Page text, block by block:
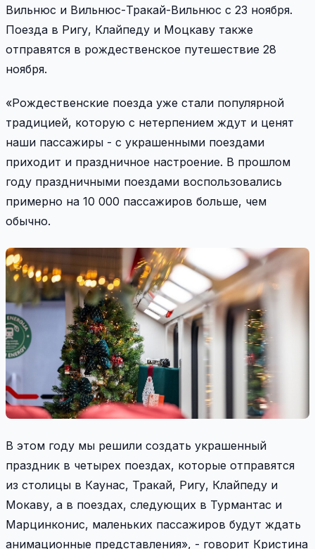
Вильнюс и Вильнюс-Тракай-Вильнюс с 23 ноября.
Поезда в Ригу, Клайпеду и Моцкаву также
отправятся в рождественское путешествие 28
ноября.
«Рождественские поезда уже стали популярной
традицией, которую с нетерпением ждут и ценят
наши пассажиры - с украшенными поездами
приходит и праздничное настроение. В прошлом
году праздничными поездами воспользовались
примерно на 10 000 пассажиров больше, чем
обычно.
В этом году мы решили создать украшенный
праздник в четырех поездах, которые отправятся
из столицы в Каунас, Тракай, Ригу, Клайпеду и
Мокаву, а в поездах, следующих в Турмантас и
Марцинконис, маленьких пассажиров будут ждать
анимационные представления», - говорит Кристина